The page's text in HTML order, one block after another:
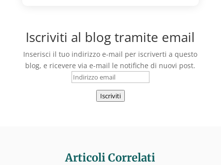
Iscriviti al blog tramite email
Inserisci il tuo indirizzo e-mail per iscriverti a questo
blog, e ricevere via e-mail le notifiche di nuovi post.
Indirizzo
Iscriviti
Articoli Correlati